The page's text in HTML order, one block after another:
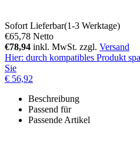
Sofort Lieferbar(1-3 Werktage)
€65,78 Netto
€78,94 inkl. MwSt. zzgl. Versand
Hier: durch kompatibles Produkt
Sie
€ 56,92
Beschreibung
Passend für
Passende Artikel